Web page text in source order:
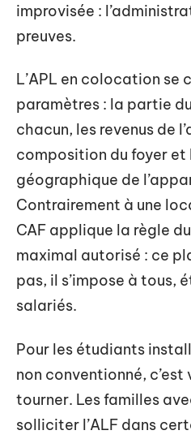
improvisée :
preuves.
L’APL en colocation se
paramètres : la partie
chacun, les revenus de
composition du foyer
géographique de
Contrairement à une
CAF applique la règle
maximal autorisé : ce
pas, il s’impose à tous,
salariés.
Pour les étudiants
non conventionné, c’est
tourner. Les familles
solliciter l’ALF dans